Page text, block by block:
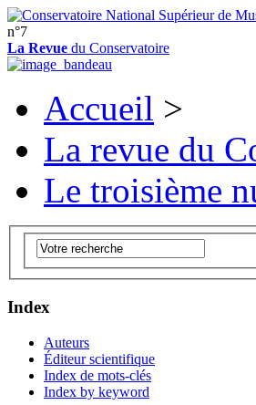
n°7
La Revue du Conservatoire
Accueil >
La revue du
Le troisième
Index
Auteurs
Éditeur scientifique
Index de mots-clés
Index by keyword